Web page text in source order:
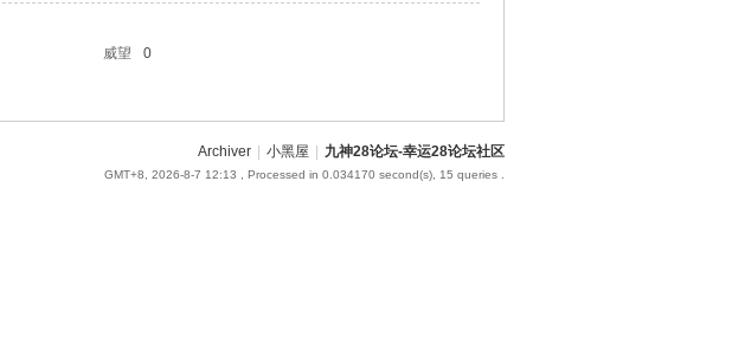
威望
0
Archiver 小黑屋 九神28论坛-幸运28论坛社区
GMT+8, 2026-8-7 12:13 , Processed in 0.034170 second(s), 15 queries .